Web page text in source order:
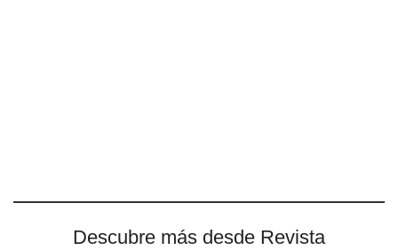
Descubre más desde Revista